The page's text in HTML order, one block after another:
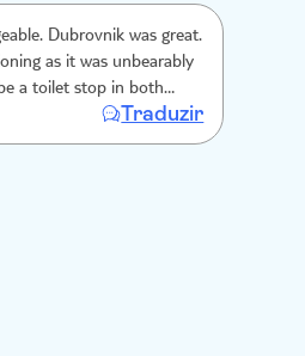
Dubrovnik was great.
as it was unbearably
a toilet stop in both
way there and just under
stop to go to the toilet.
Traduzir